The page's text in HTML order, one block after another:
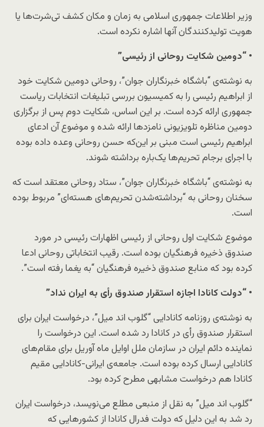
وزیر اطلاعات جمهوری اسلامی به زمان و مکان کشف تی‌شرت‌ها یا
هویت تولیدکنندگان آنها اشاره نکرده است.
• “دومین شکایت روحانی از رئیسی”
به نوشته‌ی “باشگاه خبرنگاران جوان”، روحانی دومین شکایت خود
از ابراهیم رئیسی را به کمیسیون بررسی تبلیغات انتخابات ریاست
جمهوری ارائه کرده است. بر این اساس، شکایت دوم پس از برگزاری
دومین مناظره تلویزیونی نامزدها ارائه شده و موضوع آن ادعای
ابراهیم رئیسی است مبنی بر این‌که حسن روحانی وعده داده بوده
با اجرای برجام تحریم‌ها یک‌باره برداشته شوند.
به نوشته‌ی “باشگاه خبرنگاران جوان”، ستاد روحانی معتقد است که
سخنان روحانی به “برداشته‌شدن تحریم‌های هسته‌ای” مربوط بوده
است.
موضوع شکایت اول روحانی از رئیسی اظهارات رئیسی در مورد
صندوق ذخیره فرهنگیان بوده است. رقیب انتخاباتی روحانی ادعا
کرده بود که منابع صندوق ذخیره فرهنگیان “به یغما رفته است”.
• “دولت کانادا اجازه استقرار صندوق رأی به ایران نداد”
به نوشته‌ی روزنامه کانادایی “گلوب اند میل”، درخواست ایران برای
استقرار صندوق رأی در کانادا رد شده است. این درخواست را
نماینده دائم ایران در سازمان ملل اوایل ماه آوریل برای مقام‌های
کانادایی ارسال کرده بوده است. جامعه‌ی ایرانی-کانادایی مقیم
کانادا هم درخواست مشابهی مطرح کرده بود.
“گلوب اند میل” به نقل از منبعی مطلع می‌نویسد، درخواست ایران
رد شد به این دلیل که دولت فدرال کانادا از کشورهایی که